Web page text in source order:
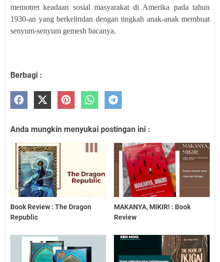
memotret keadaan sosial masyarakat di Amerika pada tahun
1930-an yang berkelindan dengan tingkah anak-anak membuat
senyum-senyum gemesh bacanya.
Berbagi :
Anda mungkin menyukai postingan ini :
Book Review : The Dragon
Republic
MAKANYA, MIKIR! : Book
Review